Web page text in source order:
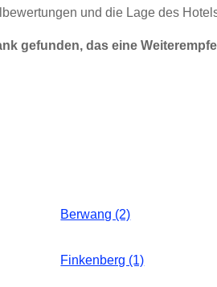
und die Lage des
gefunden, das eine
Berwang (2)
Finkenberg (1)